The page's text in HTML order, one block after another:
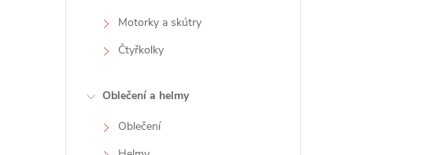
Motorky a skútry
Čtyřkolky
Oblečení a helmy
Oblečení